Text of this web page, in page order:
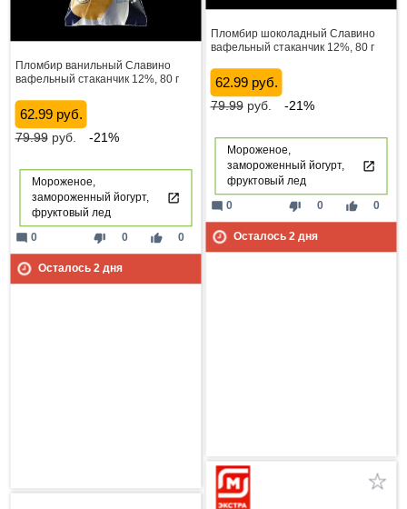
Пломбир шоколадный Славино
вафельный стаканчик 12%, 80 г
62.99 руб.
79.99руб. -21%
Мороженое,
замороженный йогурт,
фруктовый лед
thumb_down 0 thumb_up 0
mode_comment 0
Осталось 2дня
Пломбир ванильный Славино
вафельный стаканчик 12%, 80 г
62.99 руб.
79.99руб. -21%
Мороженое,
замороженный йогурт,
фруктовый лед
thumb_down 0 thumb_up 0
mode_comment 0
Осталось 2дня